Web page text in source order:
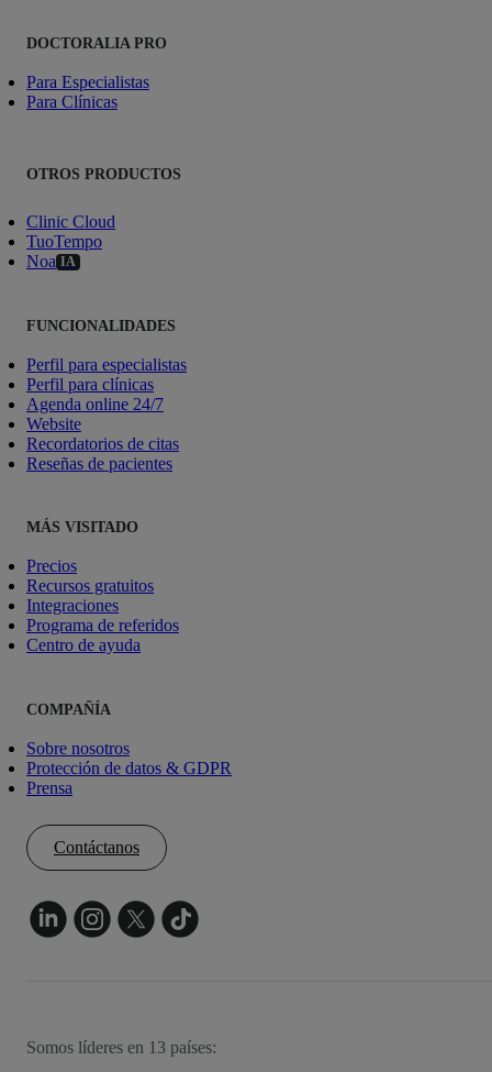
DOCTORALIA PRO
Para Especialistas
Para Clínicas
OTROS PRODUCTOS
Clinic Cloud
TuoTempo
Noa IA
FUNCIONALIDADES
Perfil para especialistas
Perfil para clínicas
Agenda online 24/7
Website
Recordatorios de citas
Reseñas de pacientes
MÁS VISITADO
Precios
Recursos gratuitos
Integraciones
Programa de referidos
Centro de ayuda
COMPAÑÍA
Sobre nosotros
Protección de datos & GDPR
Prensa
Contáctanos
Somos líderes en 13 países: